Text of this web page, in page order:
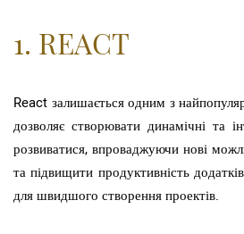
1. REACT
React залишається одним з
дозволяє створювати динамічні та
розвиватися, впроваджуючи нові
та підвищити продуктивність
для швидшого створення проектів.